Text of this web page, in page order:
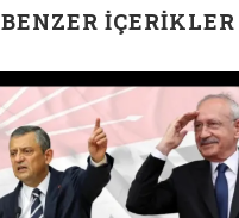
BENZER İÇERIKLER